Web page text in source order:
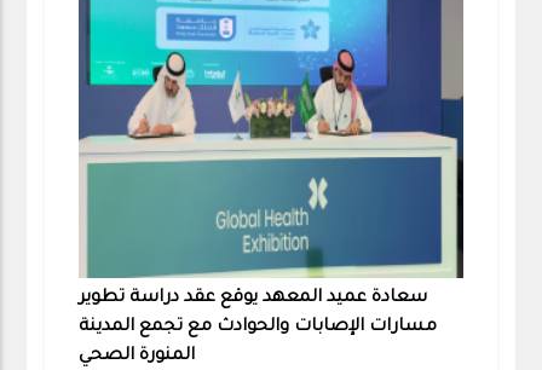
سعادة عميد المعهد يوقع عقد دراسة تطوير
مسارات الإصابات والحوادث مع تجمع المدينة
المنورة الصحي